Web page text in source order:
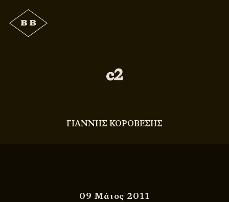
c2
ΓΙΑΝΝΗΣ ΚΟΡΟΒΕΣΗΣ
09 Μάιος 2011